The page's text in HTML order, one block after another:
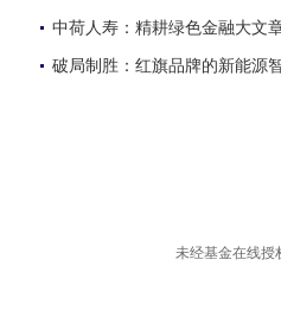
中荷人寿：精耕绿色金融大文
破局制胜：红旗品牌的新能源
未经基金在线授